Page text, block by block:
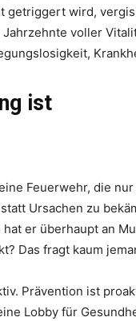
getriggert wird,
voller
ist
Feuerwehr, die
Ursachen zu
er überhaupt an
Das fragt kaum
Prävention ist
Lobby für